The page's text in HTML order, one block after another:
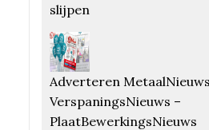
slijpen
Adverteren
VerspaningsNieuws –
PlaatBewerkingsNieuws